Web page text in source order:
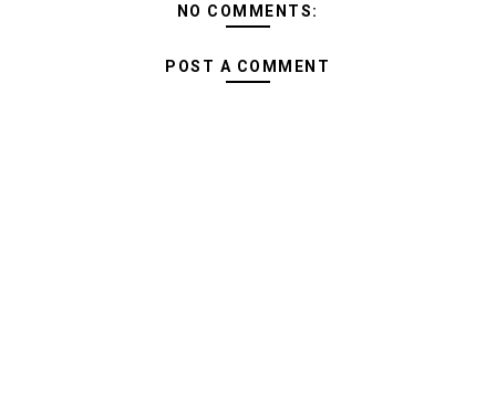
NO COMMENTS:
POST A COMMENT